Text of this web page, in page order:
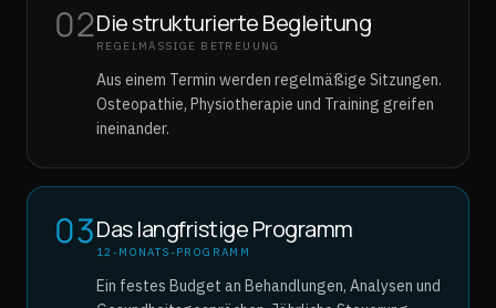
02Die strukturierte Begleitung
REGELMÄSSIGE BETREUUNG
Aus einem Termin werden regelmäßige Sitzungen.
Osteopathie, Physiotherapie und Training greifen
ineinander.
03Das langfristige Programm
12-MONATS-PROGRAMM
Ein festes Budget an Behandlungen, Analysen und